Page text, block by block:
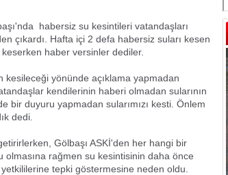
habersiz su kesintileri vatandaşları
çıkardı. Hafta içi 2 defa habersiz suları kesen
haber versinler dediler.
kesileceği yönünde açıklama yapmadan
kendilerinin haberi olmadan sularının
bir duyuru yapmadan sularımızı kesti. Önlem
dedi.
Gölbaşı ASKİ'den her hangi bir
olmasına rağmen su kesintisinin daha önce
tepki göstermesine neden oldu.